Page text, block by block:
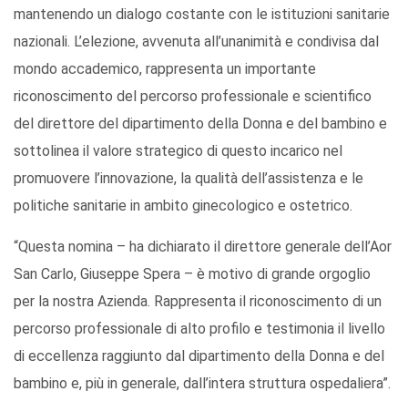
mantenendo un dialogo costante con le istituzioni sanitarie
nazionali. L’elezione, avvenuta all’unanimità e condivisa dal
mondo accademico, rappresenta un importante
riconoscimento del percorso professionale e scientifico
del direttore del dipartimento della Donna e del bambino e
sottolinea il valore strategico di questo incarico nel
promuovere l’innovazione, la qualità dell’assistenza e le
politiche sanitarie in ambito ginecologico e ostetrico.
“Questa nomina – ha dichiarato il direttore generale dell’Aor
San Carlo, Giuseppe Spera – è motivo di grande orgoglio
per la nostra Azienda. Rappresenta il riconoscimento di un
percorso professionale di alto profilo e testimonia il livello
di eccellenza raggiunto dal dipartimento della Donna e del
bambino e, più in generale, dall’intera struttura ospedaliera”.